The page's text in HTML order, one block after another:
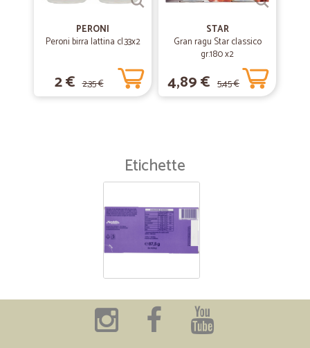
PERONI
Peroni birra lattina cl.33x2
2 € 2,35 €
STAR
Gran ragu Star classico
gr.180 x2
4,89 € 5,45 €
Etichette